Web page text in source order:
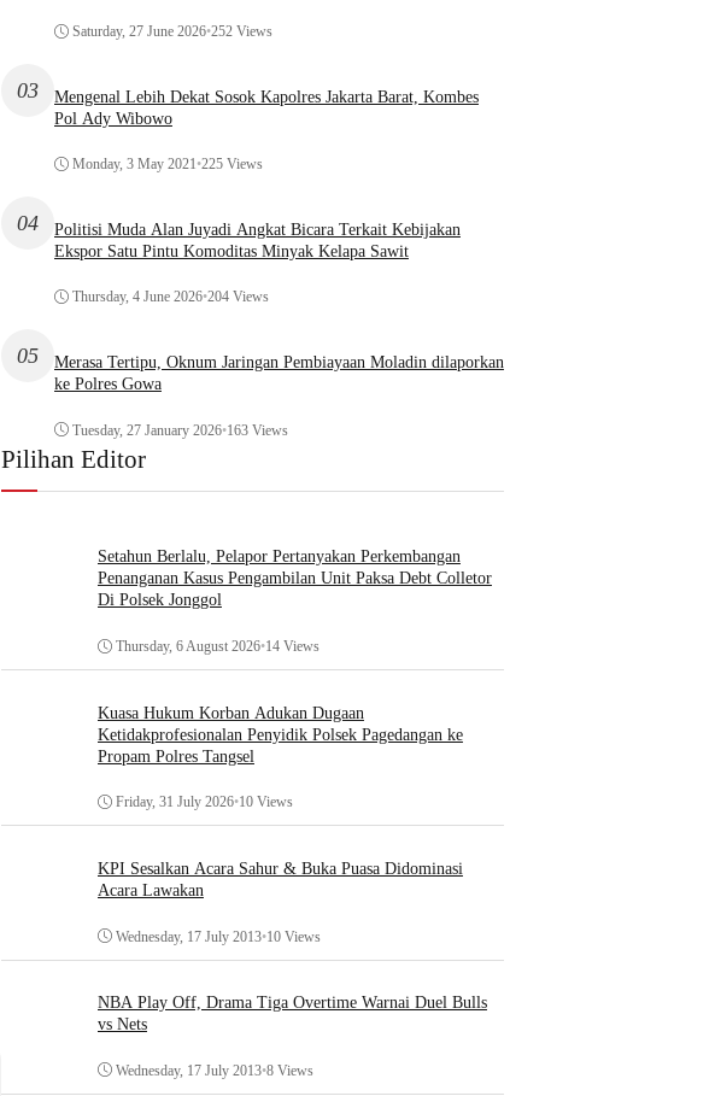
Saturday, 27 June 2026•252 Views
03
Mengenal Lebih Dekat Sosok Kapolres Jakarta Barat, Kombes
Pol Ady Wibowo
Monday, 3 May 2021•225 Views
04
Politisi Muda Alan Juyadi Angkat Bicara Terkait Kebijakan
Ekspor Satu Pintu Komoditas Minyak Kelapa Sawit
Thursday, 4 June 2026•204 Views
05
Merasa Tertipu, Oknum Jaringan Pembiayaan Moladin dilaporkan
ke Polres Gowa
Tuesday, 27 January 2026•163 Views
Pilihan Editor
Setahun Berlalu, Pelapor Pertanyakan Perkembangan
Penanganan Kasus Pengambilan Unit Paksa Debt Colletor
Di Polsek Jonggol
Thursday, 6 August 2026•14 Views
Kuasa Hukum Korban Adukan Dugaan
Ketidakprofesionalan Penyidik Polsek Pagedangan ke
Propam Polres Tangsel
Friday, 31 July 2026•10 Views
KPI Sesalkan Acara Sahur & Buka Puasa Didominasi
Acara Lawakan
Wednesday, 17 July 2013•10 Views
NBA Play Off, Drama Tiga Overtime Warnai Duel Bulls
vs Nets
Wednesday, 17 July 2013•8 Views